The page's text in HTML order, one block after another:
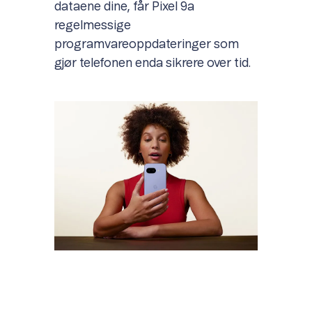
dataene dine, får Pixel 9a
regelmessige
programvareoppdateringer som
gjør telefonen enda sikrere over tid.